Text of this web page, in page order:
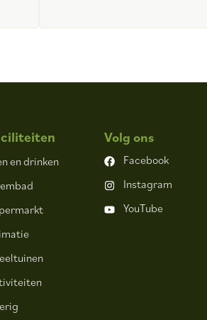
en drinken
Volg ons
Facebook
Instagram
YouTube